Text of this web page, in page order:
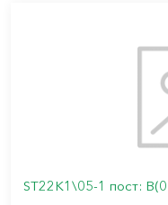
ST22K1\05-1 пост: